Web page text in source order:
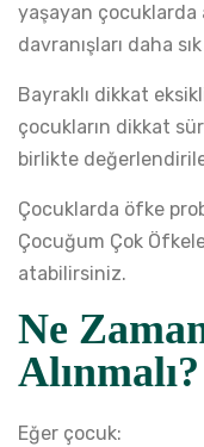
yaşayan çocuklarda
davranışları daha
Bayraklı dikkat
çocukların dikkat
birlikte
Çocuklarda öfke
Çocuğum Çok
atabilirsiniz.
Ne
Alınmalı?
Eğer çocuk: